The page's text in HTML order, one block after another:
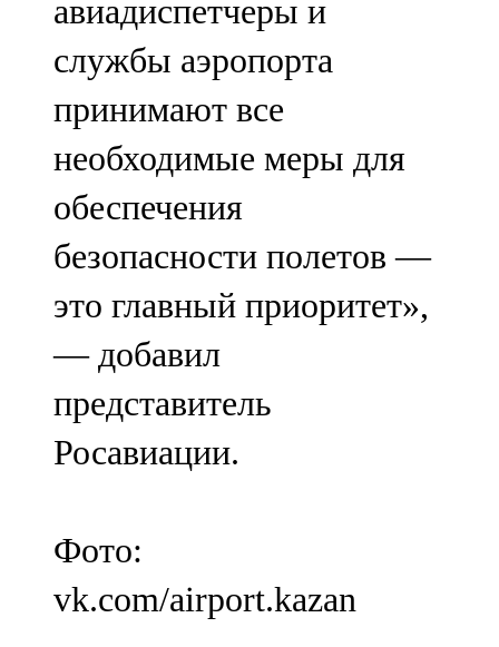
авиадиспетчеры и
службы аэропорта
принимают все
необходимые меры для
обеспечения
безопасности полетов —
это главный приоритет»,
— добавил
представитель
Росавиации.
Фото:
vk.com/airport.kazan